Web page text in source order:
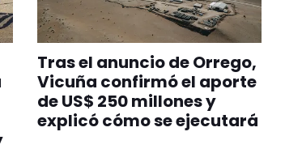
Tras el anuncio de Orrego,
Vicuña confirmó el aporte
de US$ 250 millones y
explicó cómo se ejecutará